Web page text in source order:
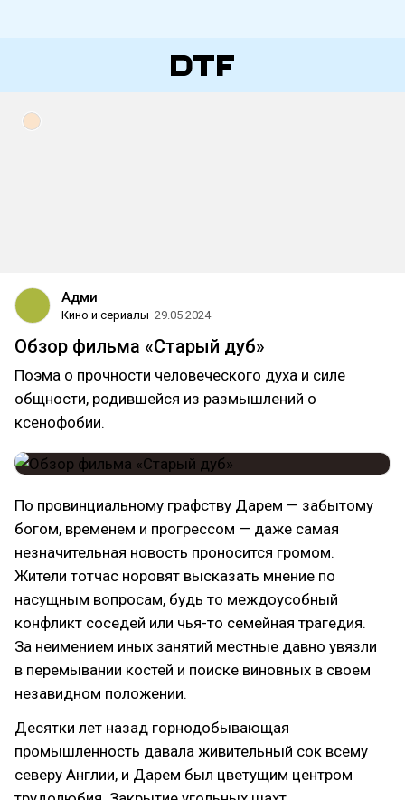
Адми
Кино и сериалы 29.05.2024
Обзор фильма «Старый дуб»
Поэма о прочности человеческого духа и силе
общности, родившейся из размышлений о
ксенофобии.
По провинциальному графству Дарем — забытому
богом, временем и прогрессом — даже самая
незначительная новость проносится громом.
Жители тотчас норовят высказать мнение по
насущным вопросам, будь то междоусобный
конфликт соседей или чья-то семейная трагедия.
За неимением иных занятий местные давно увязли
в перемывании костей и поиске виновных в своем
незавидном положении.
Десятки лет назад горнодобывающая
промышленность давала живительный сок всему
северу Англии, и Дарем был цветущим центром